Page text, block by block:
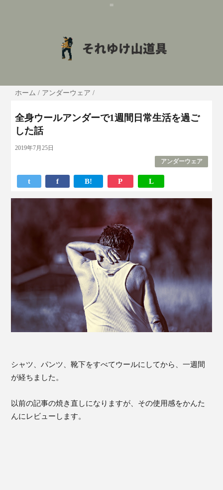
=
ホーム / アンダーウェア /
全身ウールアンダーで1週間日常生活を過ご
した話
2019年7月25日
アンダーウェア
t f B! P L
シャツ、パンツ、靴下をすべてウールにしてから、一週間
が経ちました。
以前の記事の焼き直しになりますが、その使用感をかんた
んにレビューします。